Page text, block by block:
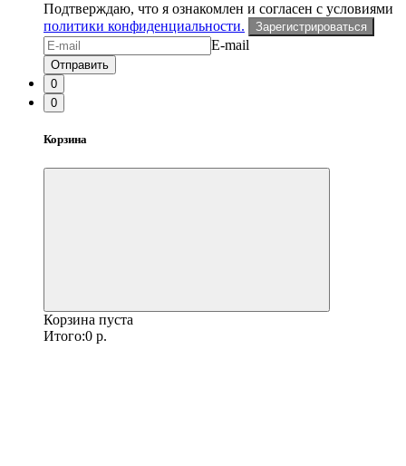
Подтверждаю, что я ознакомлен и согласен с условиями
политики конфиденциальности.
Зарегистрироваться
E-mail
Отправить
0
0
Корзина
Корзина пуста
Итого:0 р.